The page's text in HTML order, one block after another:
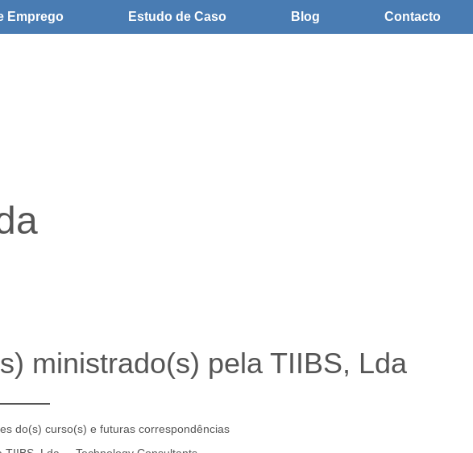
Emprego Estudo de Caso Blog Contacto
ministrado(s) pela TIIBS, Lda
do(s) curso(s) e futuras correspondências